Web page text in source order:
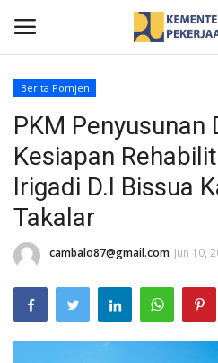
Home
Profil
Berita
Publikasi
Gallery
Informasi Publik
Berita Pomjen
PKM Penyusunan
Kesiapan
Irigadi D.I Bissua
Takalar
cambalo87@gmail.com Jun 10,